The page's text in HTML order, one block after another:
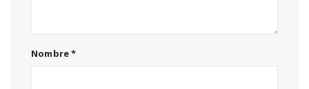
Nombre*